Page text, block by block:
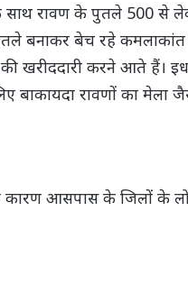
के साथ रावण के पुतले 500
बनाकर बेच रहे कमलाकांत
खरीददारी करने आते हैं।
बाकायदा रावणों का
आसपास के जिलों के